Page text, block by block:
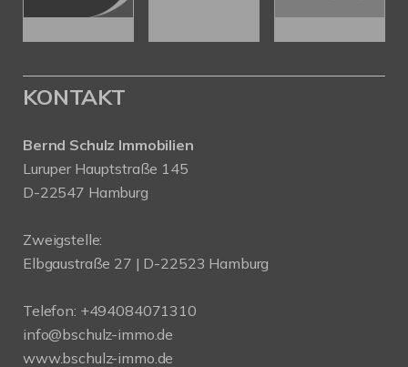
KONTAKT
Bernd Schulz Immobilien
Luruper Hauptstraße 145
D-22547 Hamburg
Zweigstelle:
Elbgaustraße 27 | D-22523 Hamburg
Telefon: +494084071310
info@bschulz-immo.de
www.bschulz-immo.de